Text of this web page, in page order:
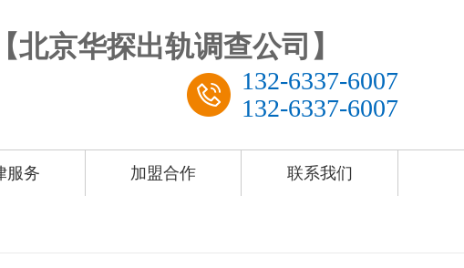
132-6337-6007
132-6337-6007
服务 加盟合作 联系我们